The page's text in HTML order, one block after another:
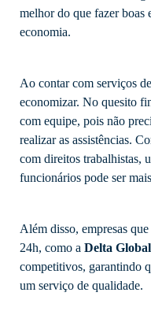
melhor do que fazer boas
economia.
Ao contar com serviços
economizar. No quesito
com equipe, pois não
realizar as assistências.
com direitos trabalhistas,
funcionários pode ser
Além disso, empresas
24h, como a Delta Global
competitivos, garantindo
um serviço de qualidade.